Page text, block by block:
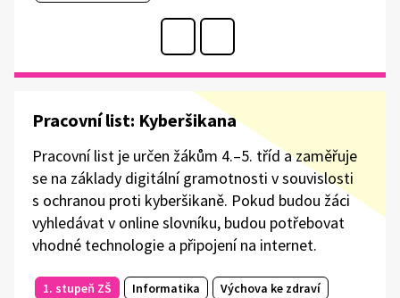
Pracovní list: Kyberšikana
Pracovní list je určen žákům 4.–5. tříd a zaměřuje
se na základy digitální gramotnosti v souvislosti
s ochranou proti kyberšikaně. Pokud budou žáci
vyhledávat v online slovníku, budou potřebovat
vhodné technologie a připojení na internet.
1. stupeň ZŠ Informatika Výchova ke zdraví